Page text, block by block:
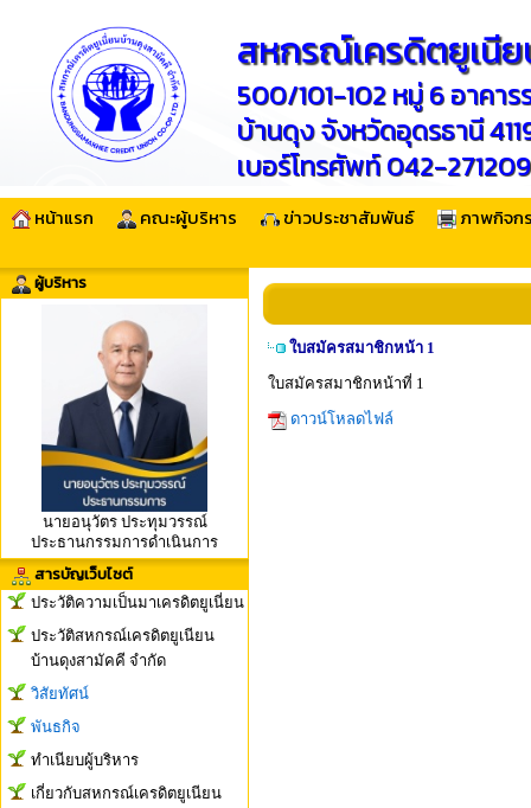
สหกรณ์เครดิตยูเนี
500/101-102 หมู่ 6 อาคา
บ้านดุง จังหวัดอุดรธานี
เบอร์โทรศัพท์ 042-
หน้าแรก คณะผู้บริหาร ข่าวประชาสัมพันธ์ ภาพกิจก
ผู้บริหาร
นายอนุวัตร ประทุมวรรณ์
ประธานกรรมการดำเนินการ
สารบัญเว็บไซต์
ประวัติความเป็นมาเครดิตยูเนี่ยน
ประวัติสหกรณ์เครดิตยูเนียน
บ้านดุงสามัคคี จำกัด
วิสัยทัศน์
พันธกิจ
ทำเนียบผู้บริหาร
เกี่ยวกับสหกรณ์เครดิตยูเนียน
ใบสมัครสมาชิกหน้า 1
ใบสมัครสมาชิกหน้าที่ 1
ดาวน์โหลดไฟล์